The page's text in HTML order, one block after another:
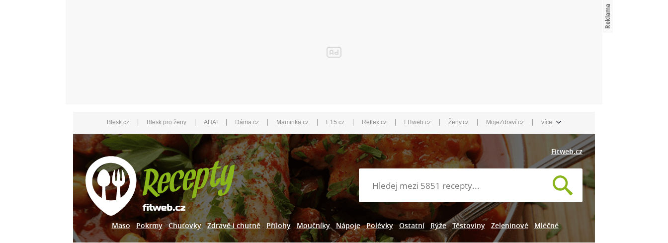
Blesk.cz | Blesk pro ženy | AHA! | Dáma.cz | Maminka.cz | E15.cz | Reflex.cz | FITweb.cz | Ženy.cz | MojeZdraví.cz | více
Fitweb.cz
Maso Pokrmy Chuťovky Zdravě i chutně Přílohy Moučníky Nápoje Polévky Ostatní Rýže Těstoviny Zeleninové Mléčné